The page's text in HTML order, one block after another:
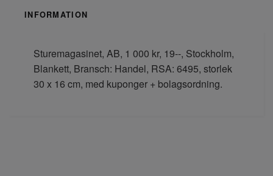
INFORMATION
Sturemagasinet, AB, 1 000 kr, 19--, Stockholm,
Blankett, Bransch: Handel, RSA: 6495, storlek
30 x 16 cm, med kuponger + bolagsordning.